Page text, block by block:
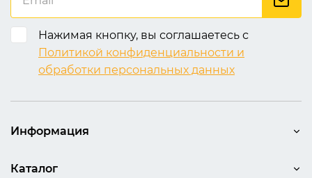
Нажимая кнопку, вы соглашаетесь с
Политикой конфиденциальности и
обработки персональных данных
Информация
Каталог